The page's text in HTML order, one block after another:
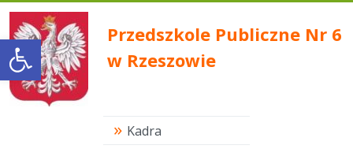
Open toolbarPrzedszkole Publiczne Nr 6
w Rzeszowie
Kadra